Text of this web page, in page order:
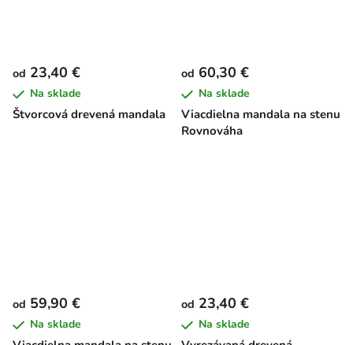
Štvorcová drevená mandala
od 23,40 €
Na sklade
Viacdielna mandala na stenu
Rovnováha
od 60,30 €
Na sklade
od 59,90 €
Na sklade
od 23,40 €
Na sklade